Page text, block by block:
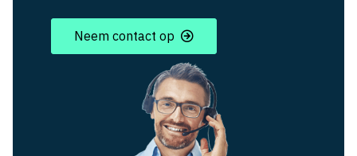
Neem contact op